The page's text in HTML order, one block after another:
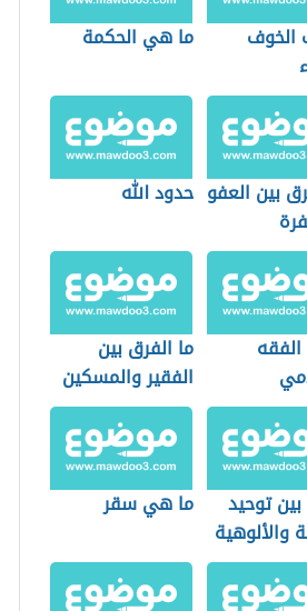
الخوف
ما هي الحكمة
بين العفو حدود الله
ما الفرق بين
الفقير والمسكين
توحيد
والألوهية
ما هي سقر